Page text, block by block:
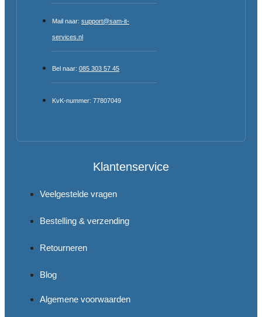
Mail naar: support@sam-it-
services.nl
Bel naar: 085 303 57 45
KvK-nummer: 77807049
Klantenservice
Veelgestelde vragen
Bestelling & verzending
Retourneren
Blog
Algemene voorwaarden